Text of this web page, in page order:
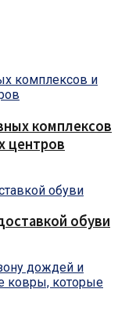
комплексов
центров
обуви